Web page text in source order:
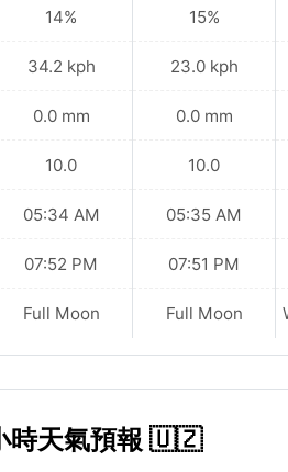
14%
34.2 kph
0.0 mm
10.0
05:34 AM
07:52 PM
Full Moon
15%
23.0 kph
0.0 mm
10.0
05:35 AM
07:51 PM
Full Moon
時天氣預報 🇺🇿